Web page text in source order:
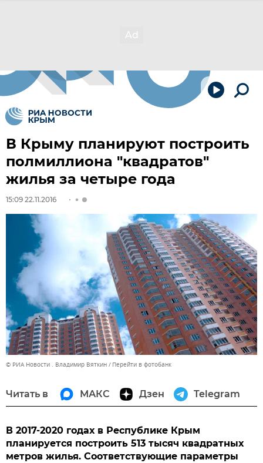
В Крыму планируют построить
полмиллиона "квадратов"
жилья за четыре года
15:09 22.11.2016
© РИА Новости . Владимир Вяткин Перейти в фотобанк
Читать в МАКС Дзен Telegram
В 2017-2020 годах в Республике Крым
планируется построить 513 тысяч квадратных
метров жилья. Соответствующие параметры